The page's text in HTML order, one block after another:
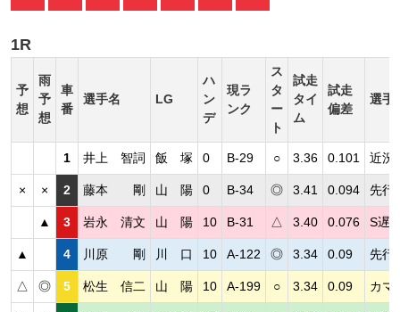
1R
予
想
雨
予
想
車
番
選手名 LG
ハ
ン
デ
現ラ
ンク
ス
タ
ー
ト
試走
タイ
ム
試走
偏差
選手
1 井上 智詞 飯 塚 0 B-29 ○ 3.36 0.101 近況
× × 2 藤本 剛 山 陽 0 B-34 ◎ 3.41 0.094 先行
▲ 3 岩永 清文 山 陽 10 B-31 △ 3.40 0.076 S遅
▲ 4 川原 剛 川 口 10 A-122 ◎ 3.34 0.09 先行
△ ◎ 5 松生 信二 山 陽 10 A-199 ○ 3.34 0.09 カマ